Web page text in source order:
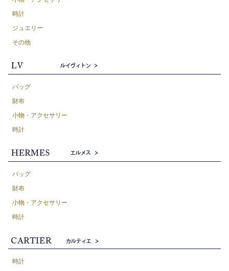
時計
ジュエリー
その他
バッグ
財布
小物・アクセサリー
時計
バッグ
財布
小物・アクセサリー
時計
時計